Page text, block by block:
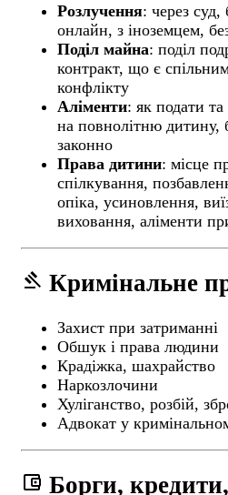
Розлучення: через суд,
онлайн, з іноземцем,
Поділ майна: поділ
контракт, що є
конфлікту
Аліменти: як подати
на повнолітню дитину,
законно
Права дитини: місце
спілкування,
опіка, усиновлення,
виховання, аліменти
gavel Кримінальне
Захист при затриманні
Обшук і права людини
Крадіжка, шахрайство
Наркозлочини
Хуліганство, розбій,
Адвокат у
account_balance_wallet Борги,